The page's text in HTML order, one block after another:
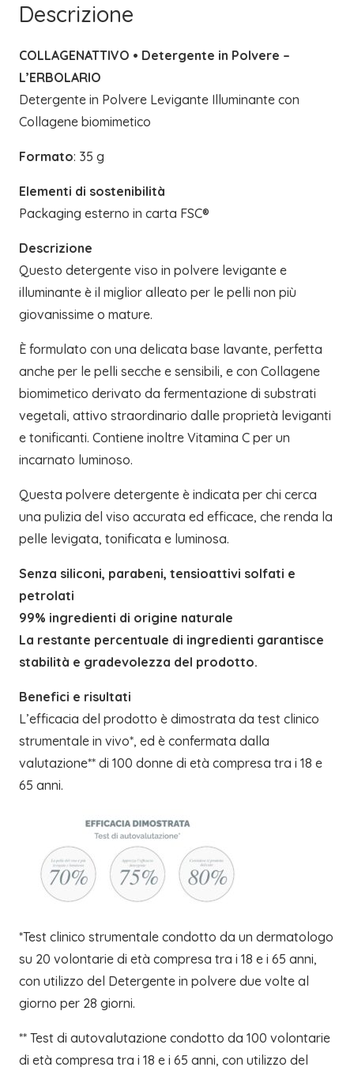
Descrizione
COLLAGENATTIVO • Detergente in Polvere –
L’ERBOLARIO
Detergente in Polvere Levigante Illuminante con
Collagene biomimetico
Formato: 35 g
Elementi di sostenibilità
Packaging esterno in carta FSC®
Descrizione
Questo detergente viso in polvere levigante e
illuminante è il miglior alleato per le pelli non più
giovanissime o mature.
È formulato con una delicata base lavante, perfetta
anche per le pelli secche e sensibili, e con Collagene
biomimetico derivato da fermentazione di substrati
vegetali, attivo straordinario dalle proprietà leviganti
e tonificanti. Contiene inoltre Vitamina C per un
incarnato luminoso.
Questa polvere detergente è indicata per chi cerca
una pulizia del viso accurata ed efficace, che renda la
pelle levigata, tonificata e luminosa.
Senza siliconi, parabeni, tensioattivi solfati e
petrolati
99% ingredienti di origine naturale
La restante percentuale di ingredienti garantisce
stabilità e gradevolezza del prodotto.
Benefici e risultati
L’efficacia del prodotto è dimostrata da test clinico
strumentale in vivo*, ed è confermata dalla
valutazione** di 100 donne di età compresa tra i 18 e
65 anni.
*Test clinico strumentale condotto da un dermatologo
su 20 volontarie di età compresa tra i 18 e i 65 anni,
con utilizzo del Detergente in polvere due volte al
giorno per 28 giorni.
** Test di autovalutazione condotto da 100 volontarie
di età compresa tra i 18 e i 65 anni, con utilizzo del